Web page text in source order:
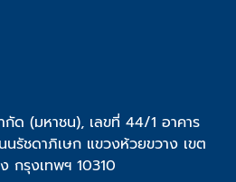
กัด (มหาชน), เลขที่ 44/1 อาคาร
รัชดาภิเษก แขวงห้วยขวาง เขต
กรุงเทพฯ 10310